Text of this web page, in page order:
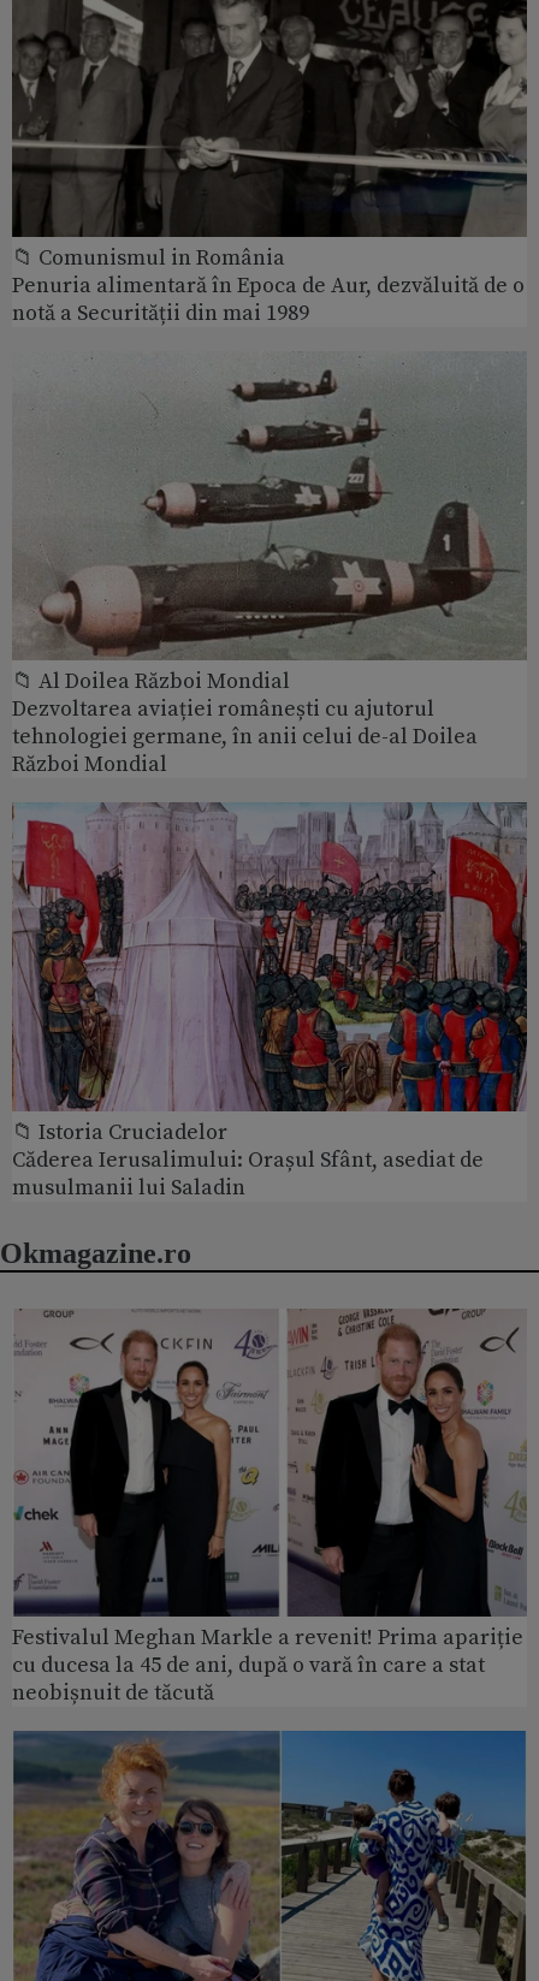
📁 Comunismul in România
Penuria alimentară în Epoca de Aur, dezvăluită de o
notă a Securității din mai 1989
📁 Al Doilea Război Mondial
Dezvoltarea aviației românești cu ajutorul
tehnologiei germane, în anii celui de-al Doilea
Război Mondial
📁 Istoria Cruciadelor
Căderea Ierusalimului: Orașul Sfânt, asediat de
musulmanii lui Saladin
Okmagazine.ro
Festivalul Meghan Markle a revenit! Prima apariție
cu ducesa la 45 de ani, după o vară în care a stat
neobișnuit de tăcută